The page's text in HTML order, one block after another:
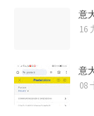
意
16
意
08